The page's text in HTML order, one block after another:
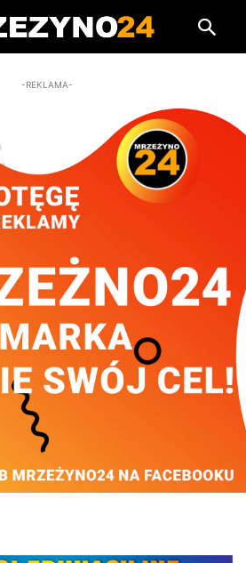
-REKLAMA-